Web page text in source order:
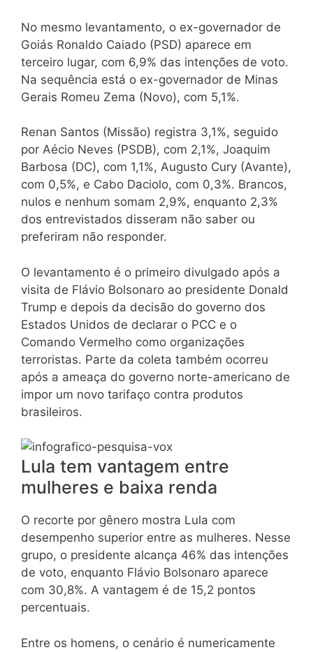
No mesmo levantamento, o ex-governador de
Goiás Ronaldo Caiado (PSD) aparece em
terceiro lugar, com 6,9% das intenções de voto.
Na sequência está o ex-governador de Minas
Gerais Romeu Zema (Novo), com 5,1%.
Renan Santos (Missão) registra 3,1%, seguido
por Aécio Neves (PSDB), com 2,1%, Joaquim
Barbosa (DC), com 1,1%, Augusto Cury (Avante),
com 0,5%, e Cabo Daciolo, com 0,3%. Brancos,
nulos e nenhum somam 2,9%, enquanto 2,3%
dos entrevistados disseram não saber ou
preferiram não responder.
O levantamento é o primeiro divulgado após a
visita de Flávio Bolsonaro ao presidente Donald
Trump e depois da decisão do governo dos
Estados Unidos de declarar o PCC e o
Comando Vermelho como organizações
terroristas. Parte da coleta também ocorreu
após a ameaça do governo norte-americano de
impor um novo tarifaço contra produtos
brasileiros.
Lula tem vantagem entre
mulheres e baixa renda
O recorte por gênero mostra Lula com
desempenho superior entre as mulheres. Nesse
grupo, o presidente alcança 46% das intenções
de voto, enquanto Flávio Bolsonaro aparece
com 30,8%. A vantagem é de 15,2 pontos
percentuais.
Entre os homens, o cenário é numericamente